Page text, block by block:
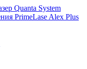
Quanta System
PrimeLase Alex Plus